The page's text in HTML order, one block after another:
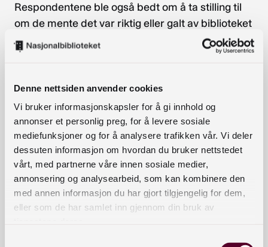
Denne nettsiden anvender cookies
Vi bruker informasjonskapsler for å gi innhold og
annonser et personlig preg, for å levere sosiale
mediefunksjoner og for å analysere trafikken vår. Vi deler
dessuten informasjon om hvordan du bruker nettstedet
vårt, med partnerne våre innen sosiale medier,
annonsering og analysearbeid, som kan kombinere den
med annen informasjon du har gjort tilgjengelig for dem,
eller som de har samlet inn gjennom din bruk av
Respondentene ble også bedt om å ta stilling til
om de mente det var riktig eller galt av biblioteket
å arrangere debatter om en rekke forskjellige
temaer.